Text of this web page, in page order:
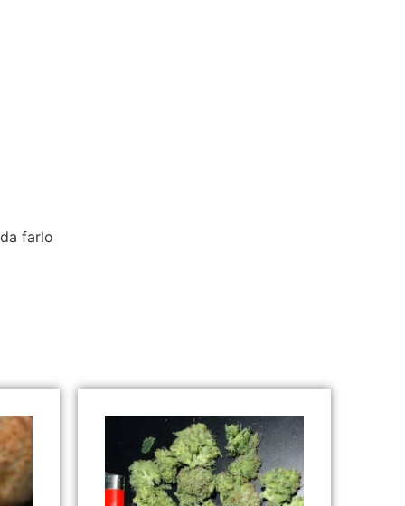
farlo